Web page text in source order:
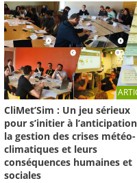
CliMet’Sim : Un jeu sérieux
pour s’initier à
la gestion des crises météo-
climatiques et leurs
conséquences humaines et
sociales